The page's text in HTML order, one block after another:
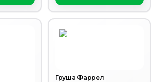
Груша Фаррел